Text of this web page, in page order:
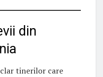
din
tinerilor care